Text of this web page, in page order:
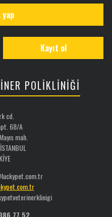
Kayıt ol
POLİKLİNİĞİ
cd.
68/A
mah.
77 52